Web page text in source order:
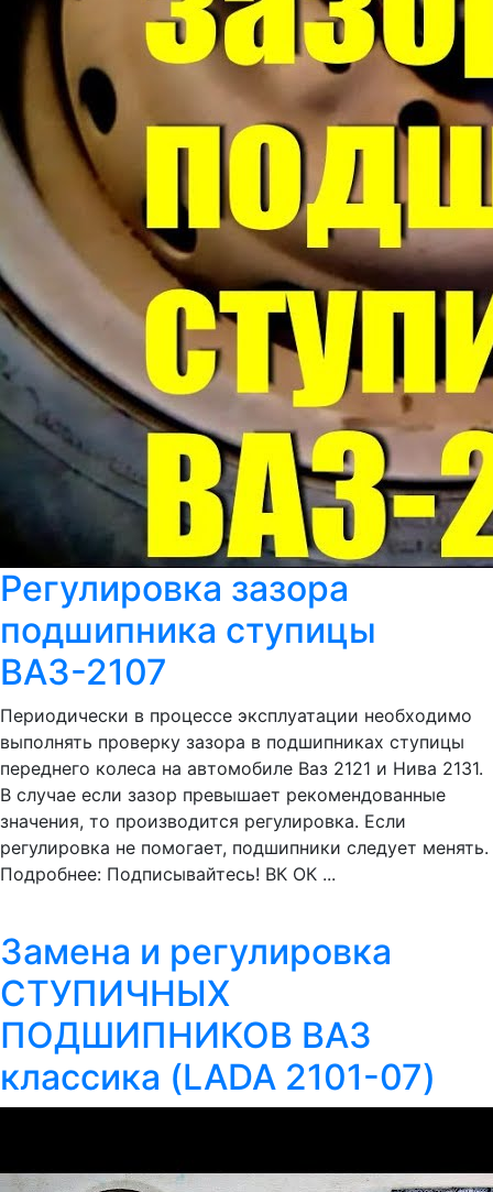
Регулировка зазора
подшипника ступицы
ВАЗ-2107
Периодически в процессе эксплуатации необходимо
выполнять проверку зазора в подшипниках ступицы
переднего колеса на автомобиле Ваз 2121 и Нива 2131.
В случае если зазор превышает рекомендованные
значения, то производится регулировка. Если
регулировка не помогает, подшипники следует менять.
Подробнее: Подписывайтесь! ВК ОК ...
Замена и регулировка
СТУПИЧНЫХ
ПОДШИПНИКОВ ВАЗ
классика (LADA 2101-07)